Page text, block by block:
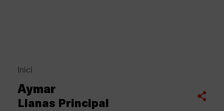
Fil
d'Ariadna
Inici
Aymar
Llanas Principal
Compartir